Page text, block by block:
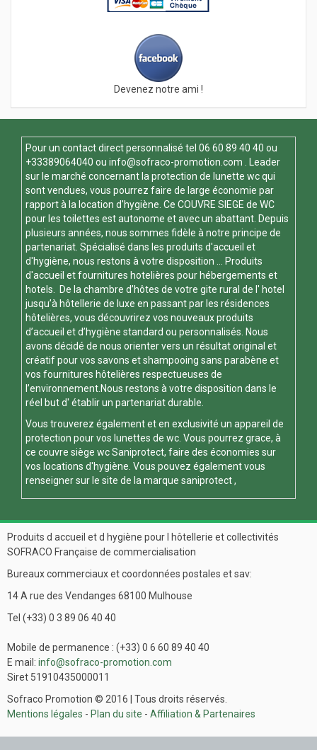
Devenez notre ami !
Pour un contact direct personnalisé tel 06 60 89 40 40 ou
+33389064040 ou info@sofraco-promotion.com . Leader
sur le marché concernant la protection de lunette wc qui
sont vendues, vous pourrez faire de large économie par
rapport à la location d'hygiène. Ce COUVRE SIEGE de WC
pour les toilettes est autonome et avec un abattant. Depuis
plusieurs années, nous sommes fidèle à notre principe de
partenariat. Spécialisé dans les produits d'accueil et
d'hygiène, nous restons à votre disposition ... Produits
d'accueil et fournitures hotelières pour hébergements et
hotels. De la chambre d’hôtes de votre gite rural de l' hotel
jusqu’à hôtellerie de luxe en passant par les résidences
hôtelières, vous découvrirez vos nouveaux produits
d’accueil et d’hygiène standard ou personnalisés. Nous
avons décidé de nous orienter vers un résultat original et
créatif pour vos savons et shampooing sans parabène et
vos fournitures hôtelières respectueuses de
l’environnement.Nous restons à votre disposition dans le
réel but d' établir un partenariat durable.
Vous trouverez également et en exclusivité un appareil de
protection pour vos lunettes de wc. Vous pourrez grace, à
ce couvre siège wcSaniprotect, faire des économies sur
vos locations d'hygiène. Vous pouvez également vous
renseigner sur le site de la marque saniprotect,
Produits d accueil et d hygiène pour l hôtellerie et collectivités
SOFRACO Française de commercialisation
Bureaux commerciaux et coordonnées postales et sav:
14 A rue des Vendanges 68100 Mulhouse
Tel (+33) 0 3 89 06 40 40
Mobile de permanence : (+33) 0 6 60 89 40 40
E mail: info@sofraco-promotion.com
Siret 51910435000011
Sofraco Promotion © 2016 | Tous droits réservés.
Mentions légales - Plan du site - Affiliation & Partenaires